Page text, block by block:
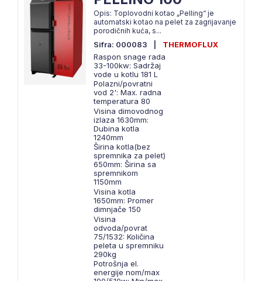
Opis: Toplovodni kotao „Pelling“ je
automatski kotao na pelet za zagrijavanje
porodičnih kuća, s...
Sifra: 000083
THERMOFLUX
Raspon snage rada
33-100kw: Sadržaj
vode u kotlu 181 L
Polazni/povratni
vod 2': Max. radna
temperatura 80
Visina dimovodnog
izlaza 1630mm:
Dubina kotla
1240mm
Širina kotla(bez
spremnika za pelet)
650mm: Širina sa
spremnikom
1150mm
Visina kotla
1650mm: Promer
dimnjače 150
Visina
odvoda/povrat
75/1532: Količina
peleta u spremniku
290kg
Potrošnja el.
energije nom/max